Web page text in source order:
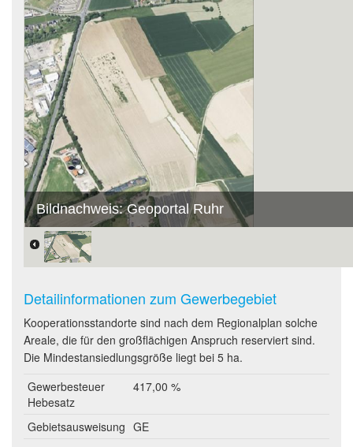
Bildnachweis: Geoportal Ruhr
Detailinformationen zum Gewerbegebiet
Kooperationsstandorte sind nach dem Regionalplan solche
Areale, die für den großflächigen Anspruch reserviert sind.
Die Mindestansiedlungsgröße liegt bei 5 ha.
Gewerbesteuer
Hebesatz
417,00 %
Gebietsausweisung GE